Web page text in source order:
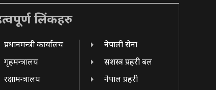
लिंकहरु
प्रधानमन्त्री कार्यालय
गृहमन्त्रालय
रक्षामन्त्रालय
नेपाली सेना
सशस्त्र प्रहरी बल
नेपाल प्रहरी